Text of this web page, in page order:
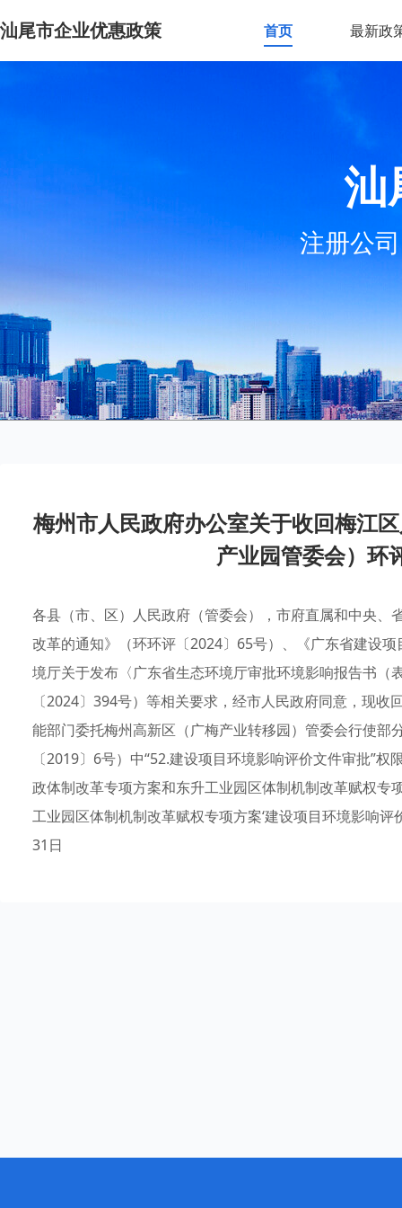
汕尾市企业优惠政策 首页 最新政
汕
注册公
梅州市人民政府办公室关于收回梅江
产业园管委会）环
各县（市、区）人民政府（管委会），市府直属和中央
改革的通知》（环环评〔2024〕65号）、《广东省建设
境厅关于发布〈广东省生态环境厅审批环境影响报告书
〔2024〕394号）等相关要求，经市人民政府同意，现
能部门委托梅州高新区（广梅产业转移园）管委会行使
〔2019〕6号）中“52.建设项目环境影响评价文件审批”
政体制改革专项方案和东升工业园区体制机制改革赋权
工业园区体制机制改革赋权专项方案‘建设项目环境影响
31日